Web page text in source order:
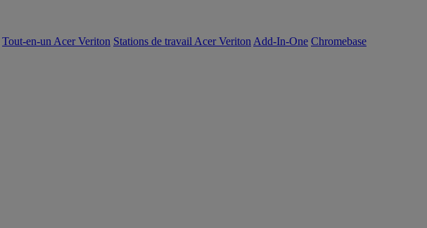
Tout-en-un Acer Veriton Stations de travail Acer Veriton Add-In-One Chromebase